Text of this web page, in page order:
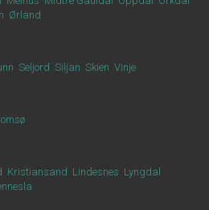
Ørland
Seljord Siljan Skien Vinje
Kristiansand Lindesnes Lyngdal